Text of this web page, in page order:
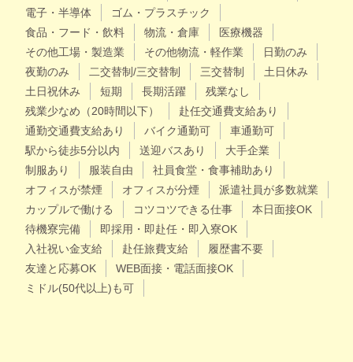
電子・半導体
ゴム・プラスチック
食品・フード・飲料
物流・倉庫
医療機器
その他工場・製造業
その他物流・軽作業
日勤のみ
夜勤のみ
二交替制/三交替制 三交替制
土日休み
土日祝休み
短期 長期活躍
残業なし
残業少なめ（20時間以下）
赴任交通費支給あり
通勤交通費支給あり
バイク通勤可
車通勤可
駅から徒歩5分以内
送迎バスあり
大手企業
制服あり
服装自由
社員食堂・食事補助あり
オフィスが禁煙
オフィスが分煙
派遣社員が多数就業
カップルで働ける
コツコツできる仕事
本日面接OK
待機寮完備
即採用・即赴任・即入寮OK
入社祝い金支給
赴任旅費支給
履歴書不要
友達と応募OK
WEB面接・電話面接OK
ミドル(50代以上)も可